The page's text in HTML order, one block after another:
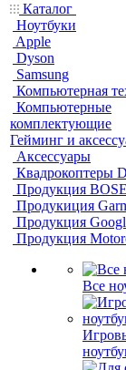
Каталог
Ноутбуки
Apple
Dyson
Samsung
Компьютерная
Компьютерные
комплектующие
Гейминг и
Аксессуары
Квадрокоптеры
Продукция BOSE
Продукиция
Продукция
Продукция
Все